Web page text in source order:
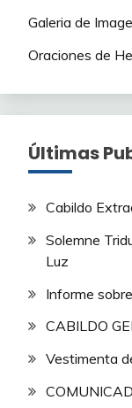
Galeria de
Oraciones de
Últimas
Cabildo
Solemne
Luz
Informe
CABILDO
Vestimenta